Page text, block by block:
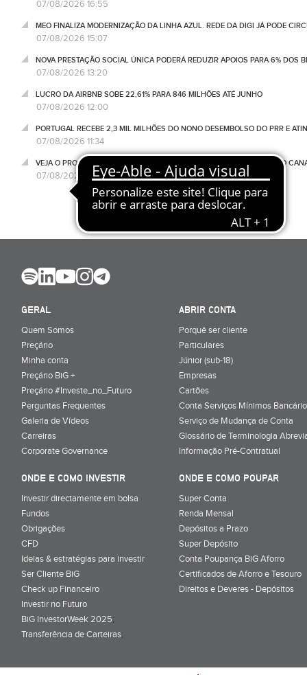
07/08/2026 16:55
MEO FINALIZA MODERNIZAÇÃO DA LINHA AZUL. REDE DA DIGI JÁ PODE
07/08/2026 15:07
NOVA PRESTAÇÃO SOCIAL ÚNICA PODERÁ REDUZIR APOIOS PARA 6% DOS
07/08/2026 13:20
LUCRO DA AIRBNB SOBE 22,61% PARA 846 MILHÕES ATÉ JUNHO
07/08/2026 12:00
PORTUGAL RECEBE 2,3 MIL MILHÕES DO NONO DESEMBOLSO DO PRR E
07/08/2026 11:34
VEJA O PROGRAMA NEGÓCIOS DESTA SEXTA-FEIRA, 07 DE AGOSTO, NO
07/08/2026 11:18
GERAL
Quem Somos
Preçário
Minha conta
Preçário BiG +
Preçário #Investe_no_Futuro
Perguntas Frequentes
Galeria de Vídeos
Carreiras
Corporate Governance
ABRIR CONTA
Porquê ser cliente
Particulares
Júnior (sub-18)
Empresas
Cartões
Conta Serviços Mínimos
Serviço de Mudança de Conta
Glossário de Terminologia
Informação Pré-Contratual
ONDE E COMO INVESTIR
Investir directamente em bolsa
Fundos
Obrigações
CFD
Ideias & estratégias para investir
Ser Cliente BiG
Check up Financeiro
Investir no Futuro
BiG InvestorWeek 2025;
Transferência de Carteiras;
ONDE E COMO POUPAR
Super Conta
Renda Mensal
Depósitos a Prazo
Super Depósito
Conta Poupança BiG Aforro
Certificados de Aforro e Tesouro
Direitos e Deveres - Depósitos